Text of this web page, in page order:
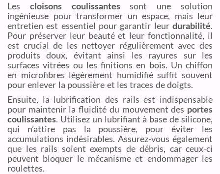
Les cloisons coulissantessont une solution
ingénieuse pour transformer un espace, mais leur
entretien est essentiel pour garantir leur durabilité.
Pour préserver leur beauté et leur fonctionnalité, il
est crucial de les nettoyer régulièrement avec des
produits doux, évitant ainsi les rayures sur les
surfaces vitrées ou les finitions en bois. Un chiffon
en microfibres légèrement humidifié suffit souvent
pour enlever la poussière et les traces de doigts.
Ensuite, la lubrification des rails est indispensable
pour maintenir la fluidité du mouvement des portes
coulissantes. Utilisez un lubrifiant à base de silicone,
qui n’attire pas la poussière, pour éviter les
accumulations indésirables. Assurez-vous également
que les rails soient exempts de débris, car ceux-ci
peuvent bloquer le mécanisme et endommager les
roulettes.